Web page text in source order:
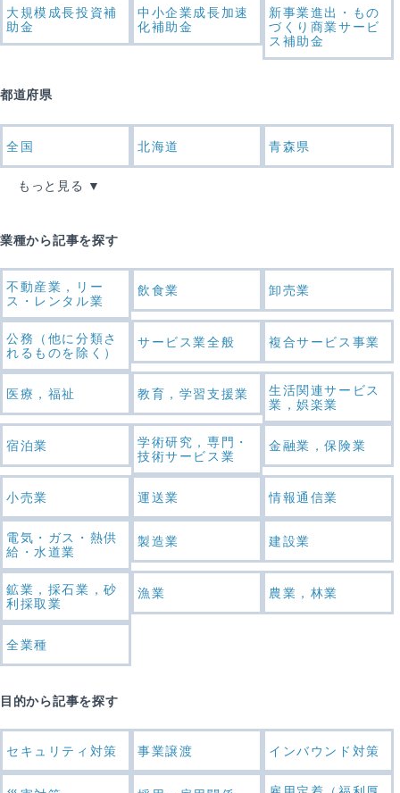
大規模成長投資補
助金
中小企業成長加速
化補助金
新事業進出・もの
づくり商業サービ
ス補助金
都道府県
全国 北海道 青森県
もっと見る
業種から記事を探す
不動産業，リー
ス・レンタル業
飲食業 卸売業
公務（他に分類さ
れるものを除く）
サービス業全般 複合サービス事業
医療，福祉 教育，学習支援業
生活関連サービス
業，娯楽業
宿泊業
学術研究，専門・
技術サービス業
金融業，保険業
小売業 運送業 情報通信業
電気・ガス・熱供
給・水道業
製造業 建設業
鉱業，採石業，砂
利採取業
漁業 農業，林業
全業種
目的から記事を探す
セキュリティ対策 事業譲渡 インバウンド対策